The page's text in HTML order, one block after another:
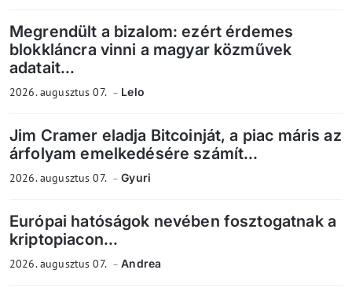
Megrendült a bizalom: ezért érdemes
blokkláncra vinni a magyar közművek
adatait...
2026. augusztus 07. Lelo
Jim Cramer eladja Bitcoinját, a piac máris az
árfolyam emelkedésére számít...
2026. augusztus 07. Gyuri
Európai hatóságok nevében fosztogatnak a
kriptopiacon...
2026. augusztus 07. Andrea